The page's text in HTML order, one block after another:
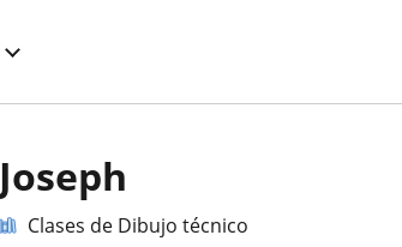
Joseph
Clases de Dibujo técnico